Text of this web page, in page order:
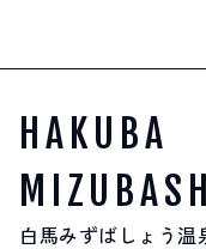
HAKUBA
白馬みずばしょう温